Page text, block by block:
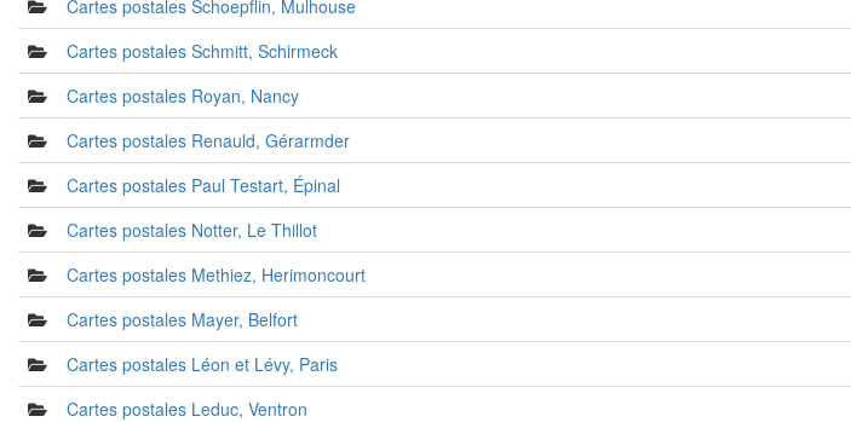
Cartes postales Schoepflin, Mulhouse
Cartes postales Schmitt, Schirmeck
Cartes postales Royan, Nancy
Cartes postales Renauld, Gérarmder
Cartes postales Paul Testart, Épinal
Cartes postales Notter, Le Thillot
Cartes postales Methiez, Herimoncourt
Cartes postales Mayer, Belfort
Cartes postales Léon et Lévy, Paris
Cartes postales Leduc, Ventron